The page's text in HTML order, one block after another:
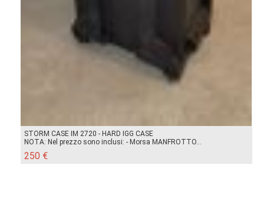
STORM CASE IM 2720 - HARD IGG CASE
NOTA: Nel prezzo sono inclusi: - Morsa MANFROTTO...
250 €